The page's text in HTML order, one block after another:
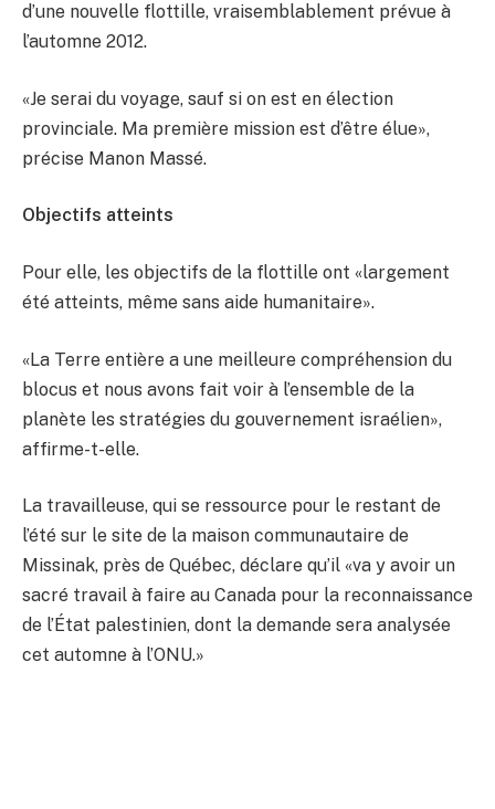
d’une nouvelle flottille, vraisemblablement prévue à
l’automne 2012.
«Je serai du voyage, sauf si on est en élection
provinciale. Ma première mission est d’être élue»,
précise Manon Massé.
Objectifs atteints
Pour elle, les objectifs de la flottille ont «largement
été atteints, même sans aide humanitaire».
«La Terre entière a une meilleure compréhension du
blocus et nous avons fait voir à l’ensemble de la
planète les stratégies du gouvernement israélien»,
affirme-t-elle.
La travailleuse, qui se ressource pour le restant de
l’été sur le site de la maison communautaire de
Missinak, près de Québec, déclare qu’il «va y avoir un
sacré travail à faire au Canada pour la reconnaissance
de l’État palestinien, dont la demande sera analysée
cet automne à l’ONU.»